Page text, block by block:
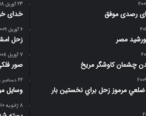
رصدی موفق
مصر
چشمان کاوشگر مريخ
تصوير 6 ضلعي مرموز زحل براي نخستين بار
24 آوریل 2018
خدای
6 آوریل 2009
زحل
7 آوریل 2008
صور
22 دسامبر 2018
وسایل
8 ژانویه 2010